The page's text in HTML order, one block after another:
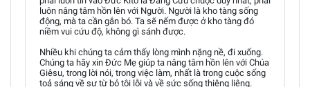
luôn nâng tâm hồn lên với Người. Người là kho tàng sống
động, mà ta cần gắn bó. Ta sẽ nếm được ở kho tàng đó
niềm vui cứu độ, không gì sánh được.
Nhiều khi chúng ta cảm thấy lòng mình nặng nề, đi xuống.
Chúng ta hãy xin Đức Mẹ giúp ta nâng tâm hồn lên với Chúa
Giêsu, trong lời nói, trong việc làm, nhất là trong cuộc sống
toả sáng về sự từ bỏ tội lỗi và về sức sống thiêng liêng.